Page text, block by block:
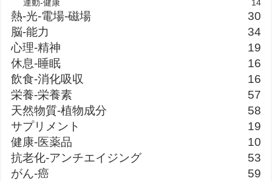
運動-健康 14
熱-光-電場-磁場
30
脳-能力
34
心理-精神
19
休息-睡眠
16
飲食-消化吸収
16
栄養-栄養素
57
天然物質-植物成分
58
サプリメント
19
健康-医薬品
10
抗老化-アンチエイジング
53
がん-癌
59